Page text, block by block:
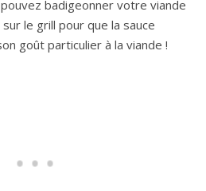
badigeonner votre viande
le grill pour que la sauce
goût particulier à la viande !